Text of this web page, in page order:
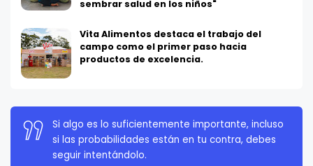
sembrar salud en los niños"
Vita Alimentos destaca el trabajo del
campo como el primer paso hacia
productos de excelencia.
Si algo es lo suficientemente importante, incluso
si las probabilidades están en tu contra, debes
seguir intentándolo.